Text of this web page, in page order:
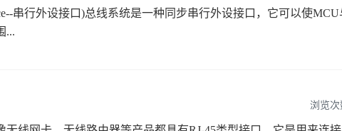
串行外设接口)总线系统是一种同步串行外设接口，它可以使
...
浏览